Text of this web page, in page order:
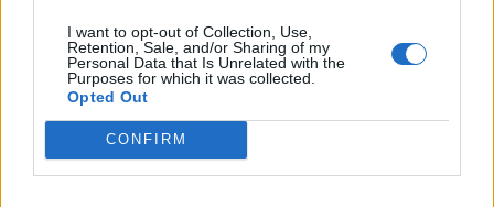
I want to opt-out of Collection, Use,
Retention, Sale, and/or Sharing of my
Personal Data that Is Unrelated with the
Purposes for which it was collected.
Opted Out
CONFIRM